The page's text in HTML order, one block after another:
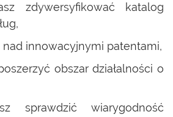
zdywersyfikować katalog
nad innowacyjnymi patentami,
obszar działalności o
sprawdzić wiarygodność